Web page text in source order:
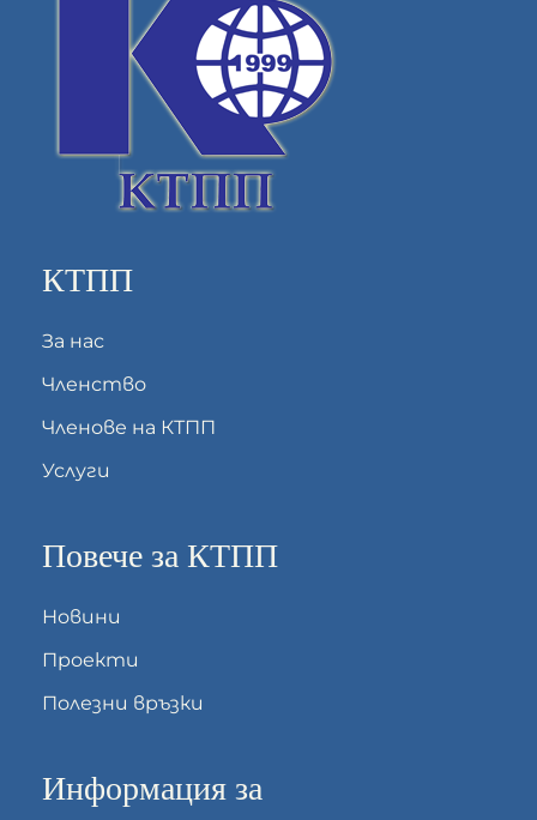
КТПП
За нас
Членство
Членове на КТПП
Услуги
Повече за КТПП
Новини
Проекти
Полезни връзки
Информация за